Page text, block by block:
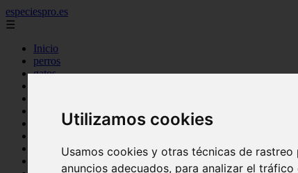
Utilizamos cookies
Usamos cookies y otras técnicas de
anuncios adecuados, para analizar el
especiespro.es
☰
Inicio
perros
gatos
acuariofilia
acuarios
tenencia responsable